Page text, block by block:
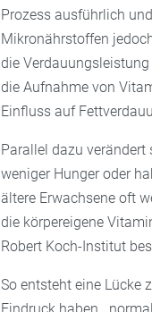
Prozess ausführlich
Mikronährstoffen
die
die Aufnahme von
Einfluss auf
Parallel dazu verändert
weniger Hunger oder
ältere Erwachsene oft
die körpereigene
Robert Koch-Institut
So entsteht eine Lücke